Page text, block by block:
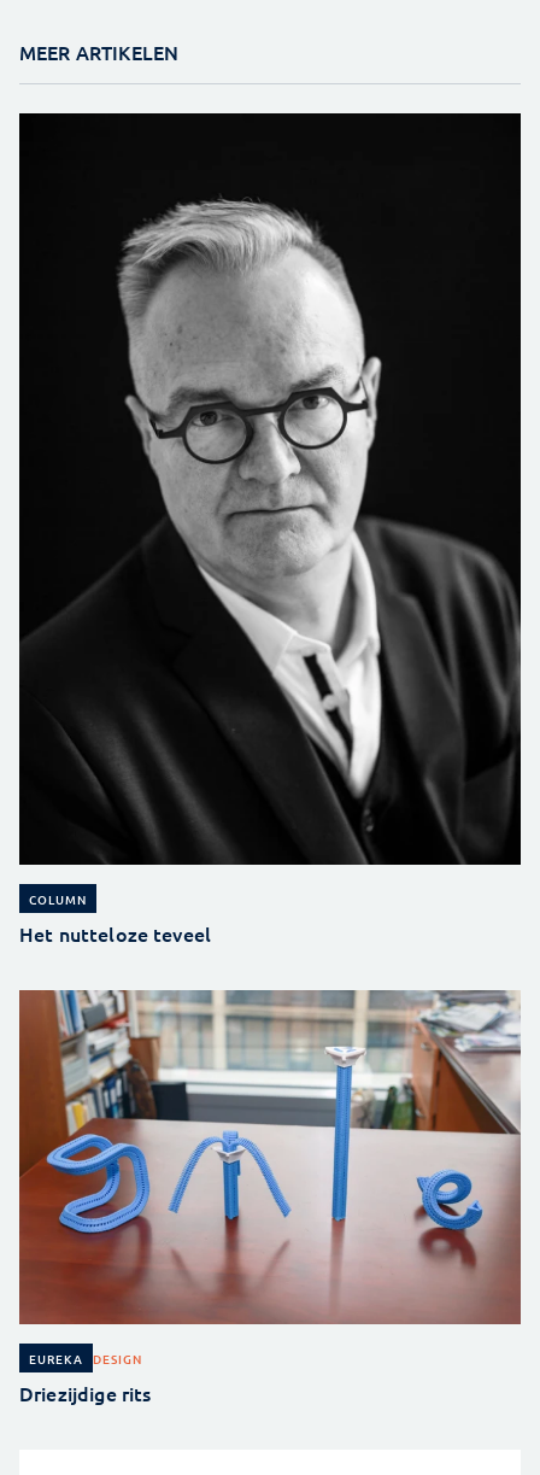
MEER ARTIKELEN
COLUMN
Het nutteloze teveel
EUREKA DESIGN
Driezijdige rits